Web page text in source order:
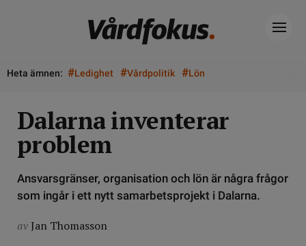
Heta ämnen: #Ledighet #Vårdpolitik #Lön
Dalarna inventerar
problem
Ansvarsgränser, organisation och lön är några frågor
som ingår i ett nytt samarbetsprojekt i Dalarna.
av Jan Thomasson